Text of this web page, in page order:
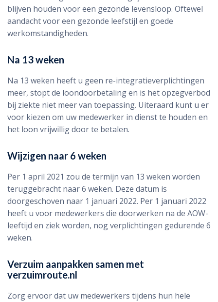
blijven houden voor een gezonde levensloop. Oftewel
aandacht voor een gezonde leefstijl en goede
werkomstandigheden.
Na 13 weken
Na 13 weken heeft u geen re-integratieverplichtingen
meer, stopt de loondoorbetaling en is het opzegverbod
bij ziekte niet meer van toepassing. Uiteraard kunt u er
voor kiezen om uw medewerker in dienst te houden en
het loon vrijwillig door te betalen.
Wijzigen naar 6 weken
Per 1 april 2021 zou de termijn van 13 weken worden
teruggebracht naar 6 weken. Deze datum is
doorgeschoven naar 1 januari 2022. Per 1 januari 2022
heeft u voor medewerkers die doorwerken na de AOW-
leeftijd en ziek worden, nog verplichtingen gedurende 6
weken.
Verzuim aanpakken samen met
verzuimroute.nl
Zorg ervoor dat uw medewerkers tijdens hun hele